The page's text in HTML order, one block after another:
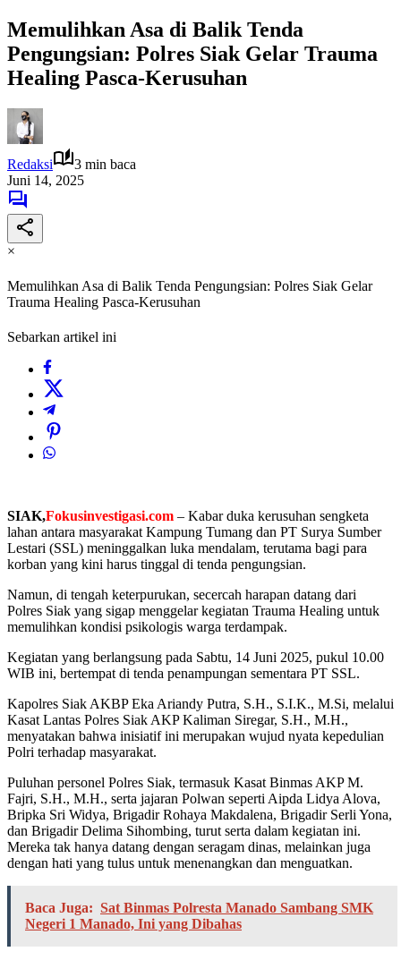
Memulihkan Asa di Balik Tenda
Pengungsian: Polres Siak Gelar Trauma
Healing Pasca-Kerusuhan
Redaksi
3 min baca
Juni 14, 2025
×
Memulihkan Asa di Balik Tenda Pengungsian: Polres Siak Gelar
Trauma Healing Pasca-Kerusuhan
Sebarkan artikel ini
SIAK,Fokusinvestigasi.com – Kabar duka kerusuhan sengketa
lahan antara masyarakat Kampung Tumang dan PT Surya Sumber
Lestari (SSL) meninggalkan luka mendalam, terutama bagi para
korban yang kini harus tinggal di tenda pengungsian.
Namun, di tengah keterpurukan, secercah harapan datang dari
Polres Siak yang sigap menggelar kegiatan Trauma Healing untuk
memulihkan kondisi psikologis warga terdampak.
Kegiatan yang berlangsung pada Sabtu, 14 Juni 2025, pukul 10.00
WIB ini, bertempat di tenda penampungan sementara PT SSL.
Kapolres Siak AKBP Eka Ariandy Putra, S.H., S.I.K., M.Si, melalui
Kasat Lantas Polres Siak AKP Kaliman Siregar, S.H., M.H.,
menyatakan bahwa inisiatif ini merupakan wujud nyata kepedulian
Polri terhadap masyarakat.
Puluhan personel Polres Siak, termasuk Kasat Binmas AKP M.
Fajri, S.H., M.H., serta jajaran Polwan seperti Aipda Lidya Alova,
Bripka Sri Widya, Brigadir Rohaya Makdalena, Brigadir Serli Yona,
dan Brigadir Delima Sihombing, turut serta dalam kegiatan ini.
Mereka tak hanya datang dengan seragam dinas, melainkan juga
dengan hati yang tulus untuk menenangkan dan menguatkan.
Baca Juga: Sat Binmas Polresta Manado Sambang SMK
Negeri 1 Manado, Ini yang Dibahas